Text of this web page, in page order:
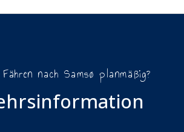
nach Samsø planmäßig?